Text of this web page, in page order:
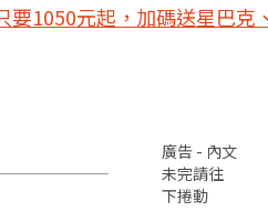
1050元起，加碼送星巴克
廣告 - 內文
未完請往
下捲動